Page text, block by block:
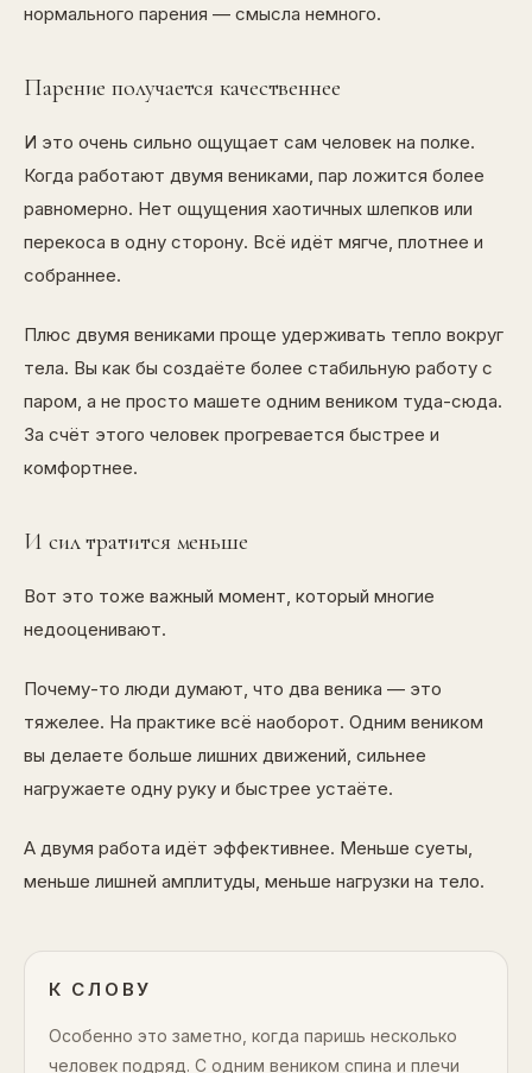
нормального парения — смысла немного.
Парение получается качественнее
И это очень сильно ощущает сам человек на полке.
Когда работают двумя вениками, пар ложится более
равномерно. Нет ощущения хаотичных шлепков или
перекоса в одну сторону. Всё идёт мягче, плотнее и
собраннее.
Плюс двумя вениками проще удерживать тепло вокруг
тела. Вы как бы создаёте более стабильную работу с
паром, а не просто машете одним веником туда-сюда.
За счёт этого человек прогревается быстрее и
комфортнее.
И сил тратится меньше
Вот это тоже важный момент, который многие
недооценивают.
Почему-то люди думают, что два веника — это
тяжелее. На практике всё наоборот. Одним веником
вы делаете больше лишних движений, сильнее
нагружаете одну руку и быстрее устаёте.
А двумя работа идёт эффективнее. Меньше суеты,
меньше лишней амплитуды, меньше нагрузки на тело.
К СЛОВУ
Особенно это заметно, когда паришь несколько
человек подряд. С одним веником спина и плечи